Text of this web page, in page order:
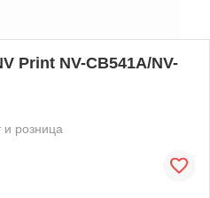
Print NV-CB541A/NV-
и розница